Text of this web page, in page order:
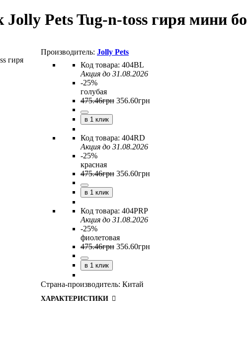
Pets Tug-n-toss гиря мини
Jolly Pets
404BL
Акция до 31.08.2026
-25%
голубая
475.46грн 356.60грн
в 1 клик
404RD
Акция до 31.08.2026
-25%
красная
475.46грн 356.60грн
в 1 клик
404PRP
Акция до 31.08.2026
-25%
фиолетовая
475.46грн 356.60грн
в 1 клик
Страна-производитель: Китай
ХАРАКТЕРИСТИКИ